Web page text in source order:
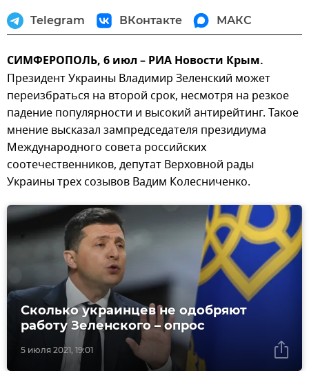
Telegram ВКонтакте МАКС
СИМФЕРОПОЛЬ, 6 июл – РИА Новости Крым.
Президент Украины Владимир Зеленский может
переизбраться на второй срок, несмотря на резкое
падение популярности и высокий антирейтинг. Такое
мнение высказал зампредседателя президиума
Международного совета российских
соотечественников, депутат Верховной рады
Украины трех созывов Вадим Колесниченко.
5 июля 2021, 19:01
Сколько украинцев не одобряют
работу Зеленского – опрос